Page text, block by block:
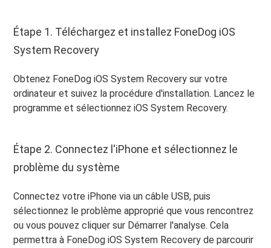
Étape 1. Téléchargez et installez FoneDog iOS
System Recovery
Obtenez FoneDog iOS System Recovery sur votre
ordinateur et suivez la procédure d'installation. Lancez le
programme et sélectionnez iOS System Recovery.
Étape 2. Connectez l'iPhone et sélectionnez le
problème du système
Connectez votre iPhone via un câble USB, puis
sélectionnez le problème approprié que vous rencontrez
ou vous pouvez cliquer sur Démarrer l'analyse. Cela
permettra à FoneDog iOS System Recovery de parcourir